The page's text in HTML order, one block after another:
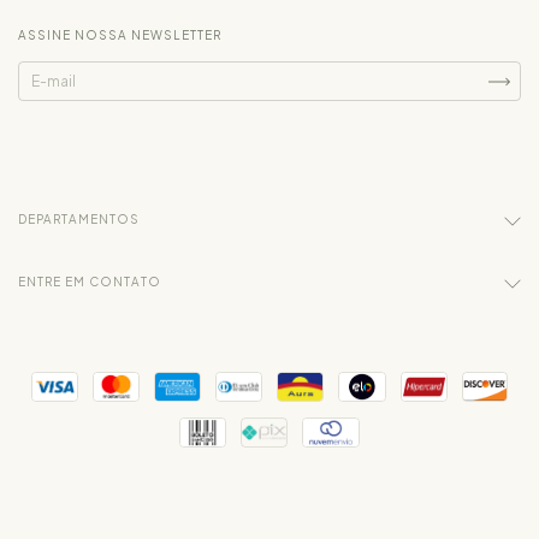
ASSINE NOSSA NEWSLETTER
DEPARTAMENTOS
ENTRE EM CONTATO